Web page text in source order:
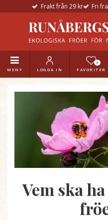
Frakt från 29 kr Fri
MENY LOGGA IN
0
FAVORITER
Vem ska